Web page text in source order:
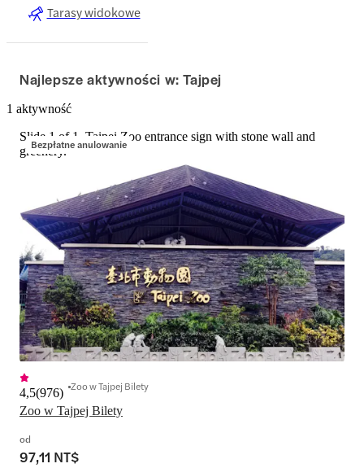
Tarasy widokowe
Najlepsze aktywności w: Tajpej
1 aktywność
Bezpłatne anulowanie
Slide 1 of 1, Taipei Zoo entrance sign with stone wall and
greenery.
Zoo w Tajpej Bilety
4,5(976) Zoo w Tajpej Bilety
od
97,11 NT$